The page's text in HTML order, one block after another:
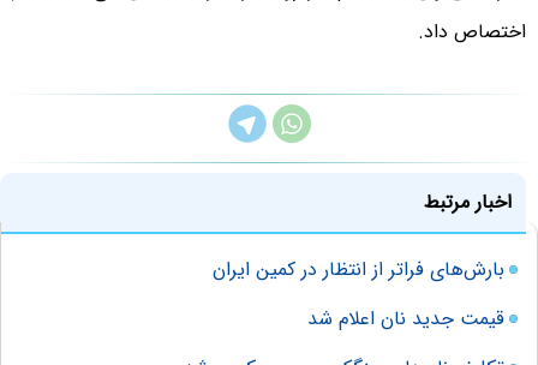
اختصاص داد.
اخبار مرتبط
بارش‌های فراتر از انتظار در کمین ایران
قیمت جدید نان اعلام شد